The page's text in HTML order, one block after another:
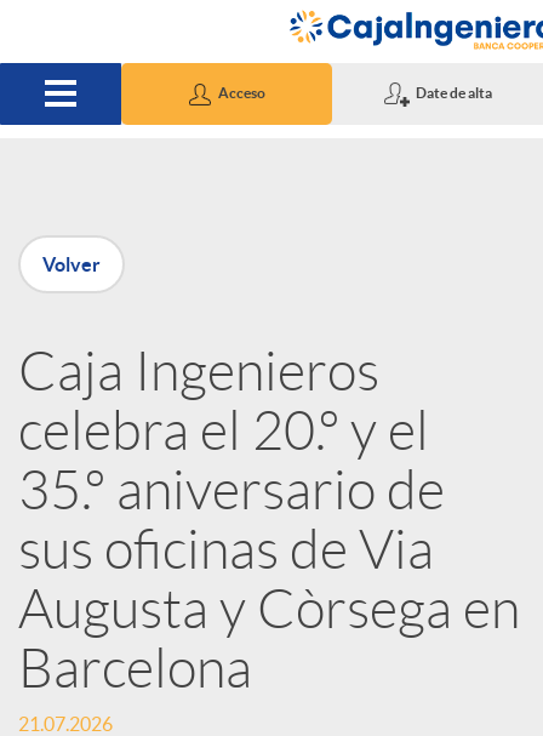
Acceso Date de alta
P
u
b
l
i
c
a
Volver
Caja Ingenieros
celebra el 20.º y el
35.º aniversario de
sus oficinas de Via
Augusta y Còrsega en
Barcelona
21.07.2026